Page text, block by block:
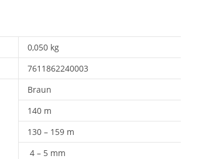
0,050 kg
7611862240003
Braun
140 m
130 – 159 m
4 – 5 mm